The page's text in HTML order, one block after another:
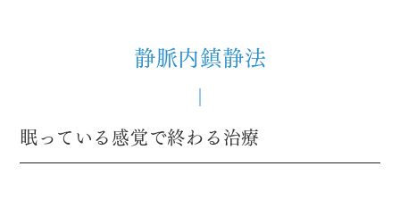
静脈内鎮静法
眠っている感覚で終わる治療